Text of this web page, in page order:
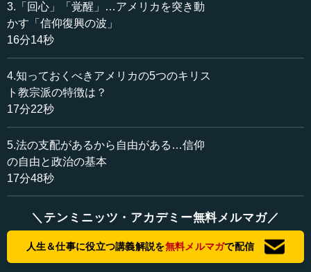
―― 続きまして、アメリカにおけるプロテスタントのあ
り方と現代社会について深掘りしたいと思います。先生が
アメリカの特徴としてお書きになっている中の一つとし
政府および政府とは無関係ないくつもの教会があるような
組み合わせの社会をつくった、とありました。このことの
意味は、どのようになるのでしょうか。
橋爪 まず、プロテスタントの特徴は、神の支配を認めて
いる、信じているということです。神がこの世界を創り、
イエス・キリストが人びとを救いにやってきて福音を伝え
うものが造られます。神の王国を神が造っているときに
は、もう人間の出番はないですね。
3.「回心」「覚醒」…アメリカを突き動
かす「信仰復興の波」
16分14秒
4.知っておくべきアメリカの5つのキリス
ト教宗派の特徴は？
17分22秒
5.法の支配があるから自由がある…信仰
の自由と政治の基本
17分48秒
＼テンミニッツ・アカデミー無料メルマガ／
人生＆仕事に役立つ講義解説を無料メルマガで配信